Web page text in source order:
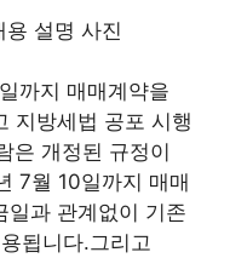
까지 매매계약을
지방세법 공포 시행
은 개정된 규정이
7월 10일까지 매매
일과 관계없이 기존
됩니다.그리고